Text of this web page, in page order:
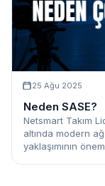
25 Ağu 2025
Neden SASE?
Netsmart Takım
altında modern
yaklaşımının